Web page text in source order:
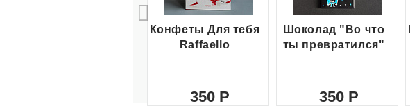
Конфеты Для тебя
Raffaello
350
Шоколад "Во что
ты превратился"
350